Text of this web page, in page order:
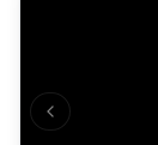
Previous slide